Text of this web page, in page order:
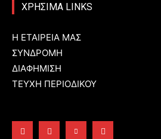
ΧΡΗΣΙΜΑ LINKS
Η ΕΤΑΙΡΕΙΑ ΜΑΣ
ΣΥΝΔΡΟΜΗ
ΔΙΑΦΗΜΙΣΗ
ΤΕΥΧΗ ΠΕΡΙΟΔΙΚΟΥ